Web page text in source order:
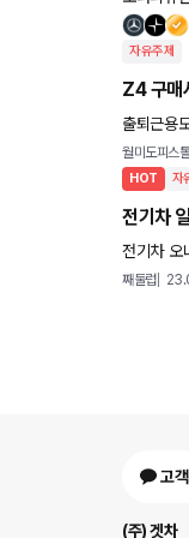
자유주제
Z4 구매
출퇴근용
월미도피스톨
HOT 자
전기차
전기차 오너들의
째둘럽
고
(주) 겟차